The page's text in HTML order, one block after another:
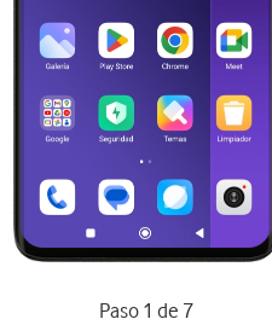
Paso 1 de 7